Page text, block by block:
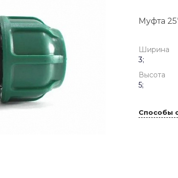
Муфта
Ширина
3;
Высота
5;
Способы